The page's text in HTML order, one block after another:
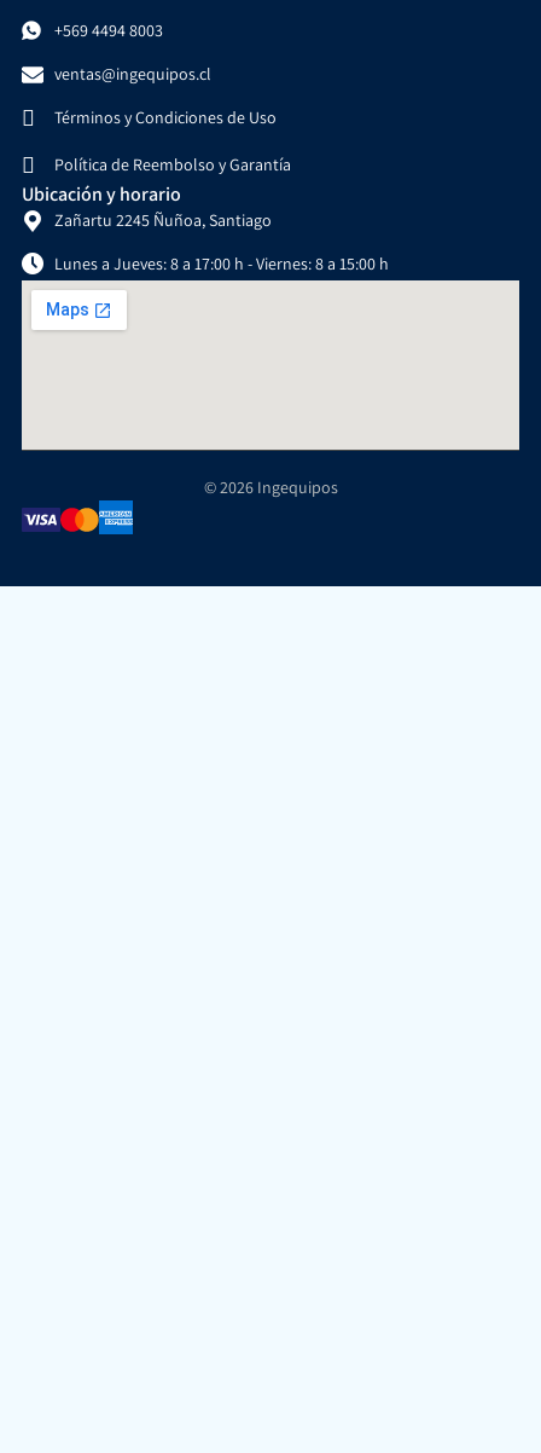
+569 4494 8003
ventas@ingequipos.cl
Términos y Condiciones de Uso
Política de Reembolso y Garantía
Ubicación y horario
Zañartu 2245 Ñuñoa, Santiago
Lunes a Jueves: 8 a 17:00 h - Viernes: 8 a 15:00 h
© 2026 Ingequipos